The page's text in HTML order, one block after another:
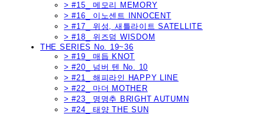
> #15_ 메모리 MEMORY
> #16_ 이노센트 INNOCENT
> #17_ 위성, 새틀라이트 SATELLITE
> #18_ 위즈덤 WISDOM
THE SERIES No. 19~36
> #19_ 매듭 KNOT
> #20_ 넘버 텐 No. 10
> #21_ 해피라인 HAPPY LINE
> #22_ 마더 MOTHER
> #23_ 명명추 BRIGHT AUTUMN
> #24_ 태양 THE SUN